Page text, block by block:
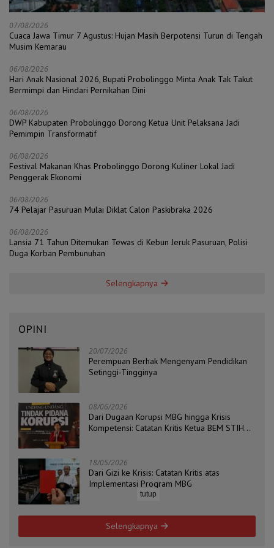
07/08/2026
Cuaca Jawa Timur 7 Agustus: Hujan Masih Berpotensi Turun di Tengah
Musim Kemarau
06/08/2026
Hari Anak Nasional 2026, Bupati Probolinggo Minta Anak Tak Takut
Bermimpi dan Hindari Pernikahan Dini
06/08/2026
DWP Kabupaten Probolinggo Dorong Ketua Unit Pelaksana Jadi
Pemimpin Transformatif
06/08/2026
Festival Makanan Khas Probolinggo Dorong Kuliner Lokal Jadi
Penggerak Ekonomi
06/08/2026
74 Pelajar Pasuruan Mulai Diklat Calon Paskibraka 2026
06/08/2026
Lansia 71 Tahun Ditemukan Tewas di Kebun Jeruk Pasuruan, Polisi
Duga Korban Pembunuhan
Selengkapnya
OPINI
20/07/2026
Perempuan Berhak Mengenyam Pendidikan
Setinggi-Tingginya
08/06/2026
Dari Dugaan Korupsi MBG hingga Krisis
Kompetensi: Catatan Kritis Ketua BEM STIH
18/05/2026
Dari Gizi ke Krisis: Catatan Kritis atas
Implementasi Program MBG
Selengkapnya
tutup